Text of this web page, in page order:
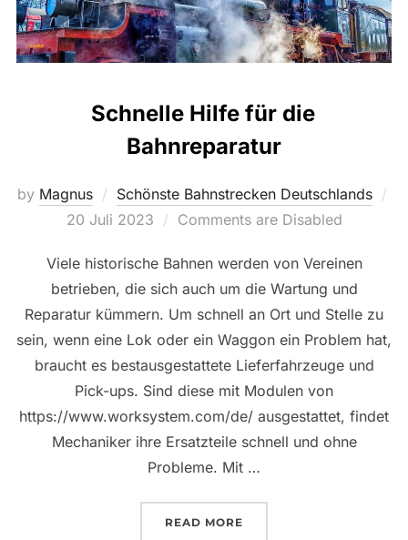
Schnelle Hilfe für die
Bahnreparatur
by Magnus
Schönste Bahnstrecken Deutschlands
Posted
20 Juli 2023 Comments are Disabled
Viele historische Bahnen werden von Vereinen
betrieben, die sich auch um die Wartung und
Reparatur kümmern. Um schnell an Ort und Stelle zu
sein, wenn eine Lok oder ein Waggon ein Problem hat,
braucht es bestausgestattete Lieferfahrzeuge und
Pick-ups. Sind diese mit Modulen von
https://www.worksystem.com/de/ ausgestattet, findet
Mechaniker ihre Ersatzteile schnell und ohne
Probleme. Mit …
READ MORE